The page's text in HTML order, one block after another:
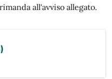
all'avviso allegato.